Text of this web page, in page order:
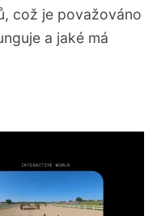
což je považováno
a jaké má